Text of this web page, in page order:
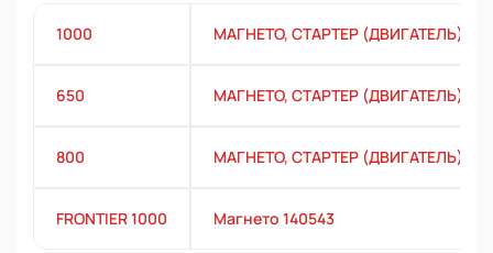
1000 МАГНЕТО, СТАРТЕР (ДВИГАТЕЛЬ)
650 МАГНЕТО, СТАРТЕР (ДВИГАТЕЛЬ)
800 МАГНЕТО, СТАРТЕР (ДВИГАТЕЛЬ)
FRONTIER 1000 Магнето 140543